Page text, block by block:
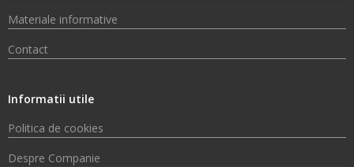
Materiale informative
Contact
Informatii utile
Politica de cookies
Despre Companie